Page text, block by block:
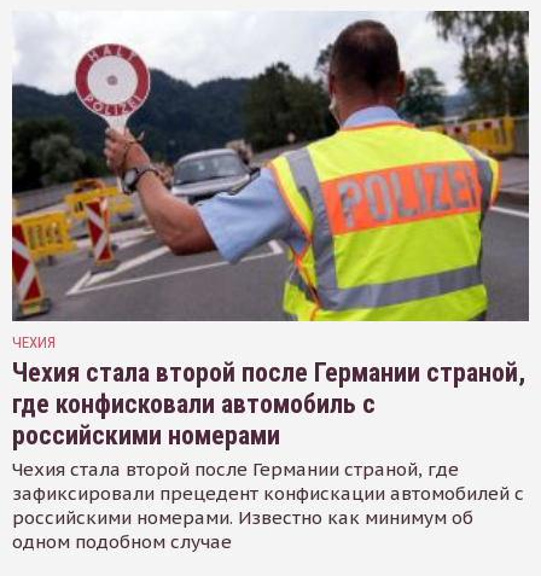
ЧЕХИЯ
Чехия стала второй после Германии страной,
где конфисковали автомобиль с
российскими номерами
Чехия стала второй после Германии страной, где
зафиксировали прецедент конфискации автомобилей с
российскими номерами. Известно как минимум об
одном подобном случае